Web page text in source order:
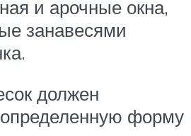
и арочные окна,
занавесями
должен
форму